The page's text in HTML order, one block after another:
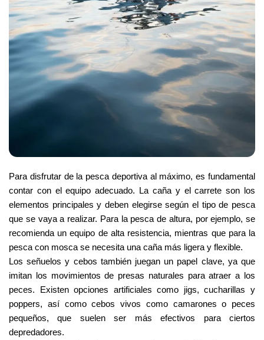
Para disfrutar de la pesca deportiva al máximo, es fundamental
contar con el equipo adecuado. La caña y el carrete son los
elementos principales y deben elegirse según el tipo de pesca
que se vaya a realizar. Para la pesca de altura, por ejemplo, se
recomienda un equipo de alta resistencia, mientras que para la
pesca con mosca se necesita una caña más ligera y flexible.
Los señuelos y cebos también juegan un papel clave, ya que
imitan los movimientos de presas naturales para atraer a los
peces. Existen opciones artificiales como jigs, cucharillas y
poppers, así como cebos vivos como camarones o peces
pequeños, que suelen ser más efectivos para ciertos
depredadores.